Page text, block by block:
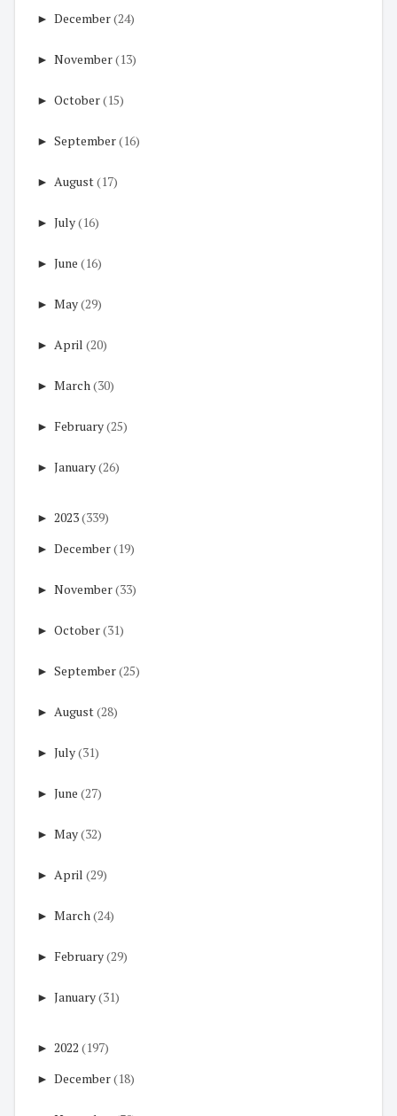
► December(24)
► November(13)
► October(15)
► September(16)
► August(17)
► July(16)
► June (16)
► May(29)
► April (20)
► March(30)
► February(25)
► January(26)
► 2023(339)
► December(19)
► November(33)
► October(31)
► September(25)
► August(28)
► July(31)
► June (27)
► May(32)
► April (29)
► March(24)
► February(29)
► January(31)
► 2022 (197)
► December(18)